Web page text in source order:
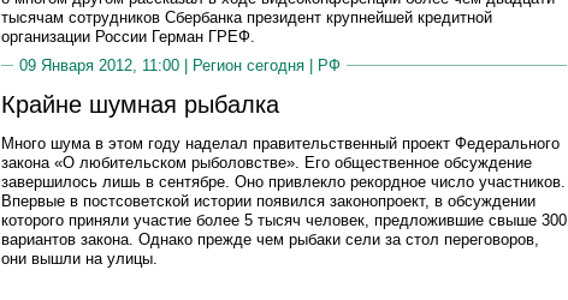
тысячам сотрудников Сбербанка президент крупнейшей кредитной
организации России Герман ГРЕФ.
09 Января 2012, 11:00 |
Регион сегодня РФ
Крайне шумная рыбалка
Много шума в этом году наделал правительственный проект Федерального
закона «О любительском рыболовстве». Его общественное обсуждение
завершилось лишь в сентябре. Оно привлекло рекордное число участников.
Впервые в постсоветской истории появился законопроект, в обсуждении
которого приняли участие более 5 тысяч человек, предложившие свыше 300
вариантов закона. Однако прежде чем рыбаки сели за стол переговоров,
они вышли на улицы.